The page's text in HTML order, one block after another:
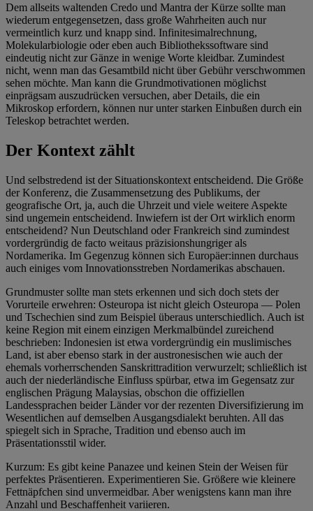
Dem allseits waltenden Credo und Mantra der Kürze sollte man
wiederum entgegensetzen, dass große Wahrheiten auch nur
vermeintlich kurz und knapp sind. Infinitesimalrechnung,
Molekularbiologie oder eben auch Bibliothekssoftware sind
eindeutig nicht zur Gänze in wenige Worte kleidbar. Zumindest
nicht, wenn man das Gesamtbild nicht über Gebühr verschwommen
sehen möchte. Man kann die Grundmotivationen möglichst
einprägsam auszudrücken versuchen, aber Details, die ein
Mikroskop erfordern, können nur unter starken Einbußen durch ein
Teleskop betrachtet werden.
Der Kontext zählt
Und selbstredend ist der Situationskontext entscheidend. Die Größe
der Konferenz, die Zusammensetzung des Publikums, der
geografische Ort, ja, auch die Uhrzeit und viele weitere Aspekte
sind ungemein entscheidend. Inwiefern ist der Ort wirklich enorm
entscheidend? Nun Deutschland oder Frankreich sind zumindest
vordergründig de facto weitaus präzisionshungriger als
Nordamerika. Im Gegenzug können sich Europäer:innen durchaus
auch einiges vom Innovationsstreben Nordamerikas abschauen.
Grundmuster sollte man stets erkennen und sich doch stets der
Vorurteile erwehren: Osteuropa ist nicht gleich Osteuropa — Polen
und Tschechien sind zum Beispiel überaus unterschiedlich. Auch ist
keine Region mit einem einzigen Merkmalbündel zureichend
beschrieben: Indonesien ist etwa vordergründig ein muslimisches
Land, ist aber ebenso stark in der austronesischen wie auch der
ehemals vorherrschenden Sanskrittradition verwurzelt; schließlich ist
auch der niederländische Einfluss spürbar, etwa im Gegensatz zur
englischen Prägung Malaysias, obschon die offiziellen
Landessprachen beider Länder vor der rezenten Diversifizierung im
Wesentlichen auf demselben Ausgangsdialekt beruhten. All das
spiegelt sich in Sprache, Tradition und ebenso auch im
Präsentationsstil wider.
Kurzum: Es gibt keine Panazee und keinen Stein der Weisen für
perfektes Präsentieren. Experimentieren Sie. Größere wie kleinere
Fettnäpfchen sind unvermeidbar. Aber wenigstens kann man ihre
Anzahl und Beschaffenheit variieren.